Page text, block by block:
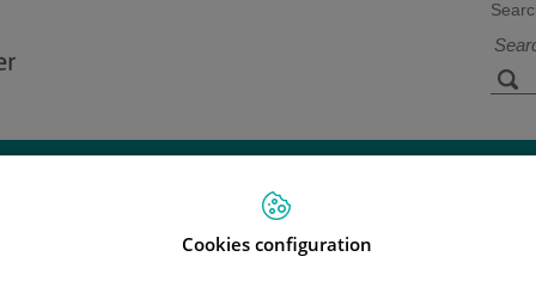
Cookies configuration